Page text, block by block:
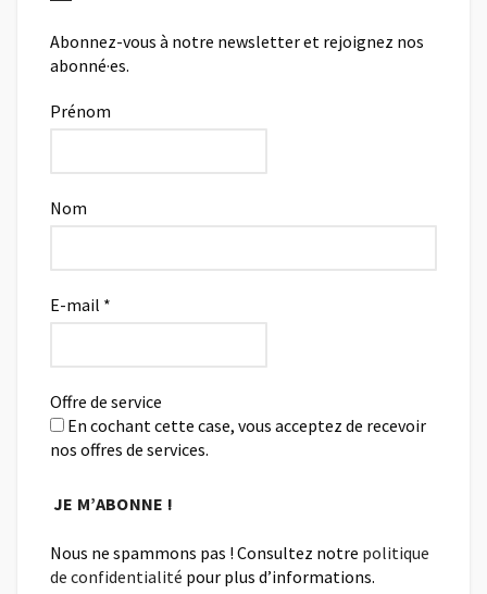
Abonnez-vous à notre newsletter et rejoignez nos
abonné·es.
Prénom
Nom
E-mail *
Offre de service
En cochant cette case, vous acceptez de recevoir
nos offres de services.
Nous ne spammons pas ! Consultez notre politique
de confidentialité pour plus d’informations.